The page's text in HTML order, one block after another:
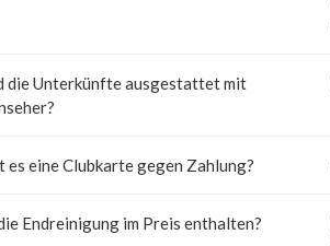
die Unterkünfte ausgestattet mit
es eine Clubkarte gegen Zahlung?
Endreinigung im Preis enthalten?